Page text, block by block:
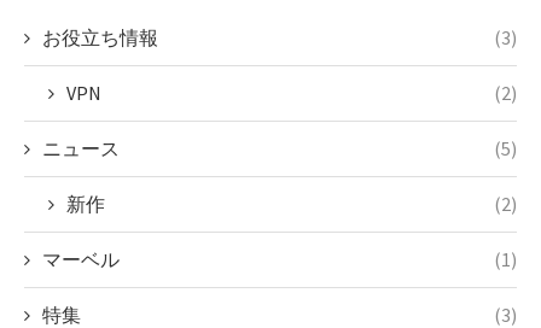
formats/format-
line115
お役立ち情報 (3)
VPN (2)
ニュース (5)
新作 (2)
マーベル (1)
特集 (3)